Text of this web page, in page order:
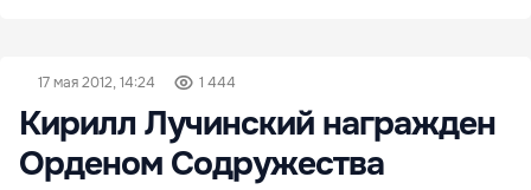
17 мая 2012, 14:24 1 444
Кирилл Лучинский награжден
Орденом Содружества